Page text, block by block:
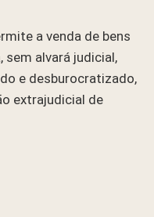
a venda de bens
sem alvará judicial,
e desburocratizado,
extrajudicial de